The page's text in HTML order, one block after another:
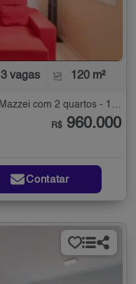
3 vagas 120 m²
Apartamento à Venda na Vila Nova Mazzei com 2 quartos - 120 m²
R$ 960.000
Contatar